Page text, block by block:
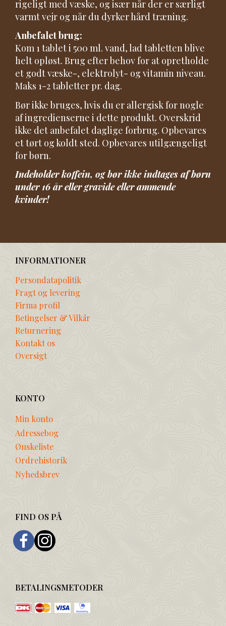
rigeligt med væske, og især når der er særligt
varmt vejr og når du dyrker hård træning.
Anbefalet brug:
Kom 1 tablet i 500 ml. vand, lad tabletten blive
helt opløst. Brug efter behov for at opretholde
et godt væske-, elektrolyt- og vitamin niveau.
Maks 1-2 tabletter pr. dag.
Bør ikke bruges, hvis du er allergisk for nogle
af ingredienserne i dette produkt. Overskrid
ikke det anbefalet daglige forbrug. Opbevares
et tørt og koldt sted. Opbevares utilgængeligt
for børn.
Indeholder koffein, og bør ikke indtages af børn
under 16 år eller gravide eller ammende
kvinder!
INFORMATIONER
Persondatapolitik
Fragt og levering
Firma profil
Betingelser & Vilkår
Returnering
Kontakt os
Oversigt
KONTO
Min konto
Adressebog
Ønskeliste
Ordrehistorik
Nyhedsbrev
FIND OS PÅ
BETALINGSMETODER